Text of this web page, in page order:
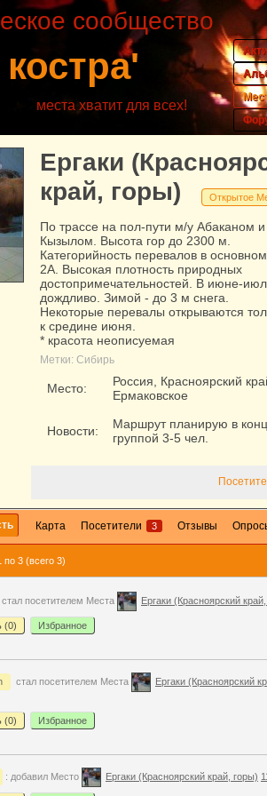
сообщество
места хватит для всех!
Ергаки
край, горы)
Открытое
По трассе на пол-пути м/у Абаканом и
Кызылом. Высота гор до 2300 м.
Категорийность перевалов в
2А. Высокая плотность природных
достопримечательностей. В июне-
дождливо. Зимой - до 3 м снега.
Некоторые перевалы открываются
к средине июня.
* красота неописуемая
Метки: Сибирь
Место:
Россия, Красноярский
Ермаковское
Новости:
Маршрут планирую в
группой 3-5 чел.
Карта Посетители 3 Отзывы
3 (всего 3)
стал посетителем Места Ергаки (Красноярский
(0) Избранное
стал посетителем Места
Ергаки (Красноярский
(0) Избранное
: добавил Место Ергаки (Красноярский край, горы)